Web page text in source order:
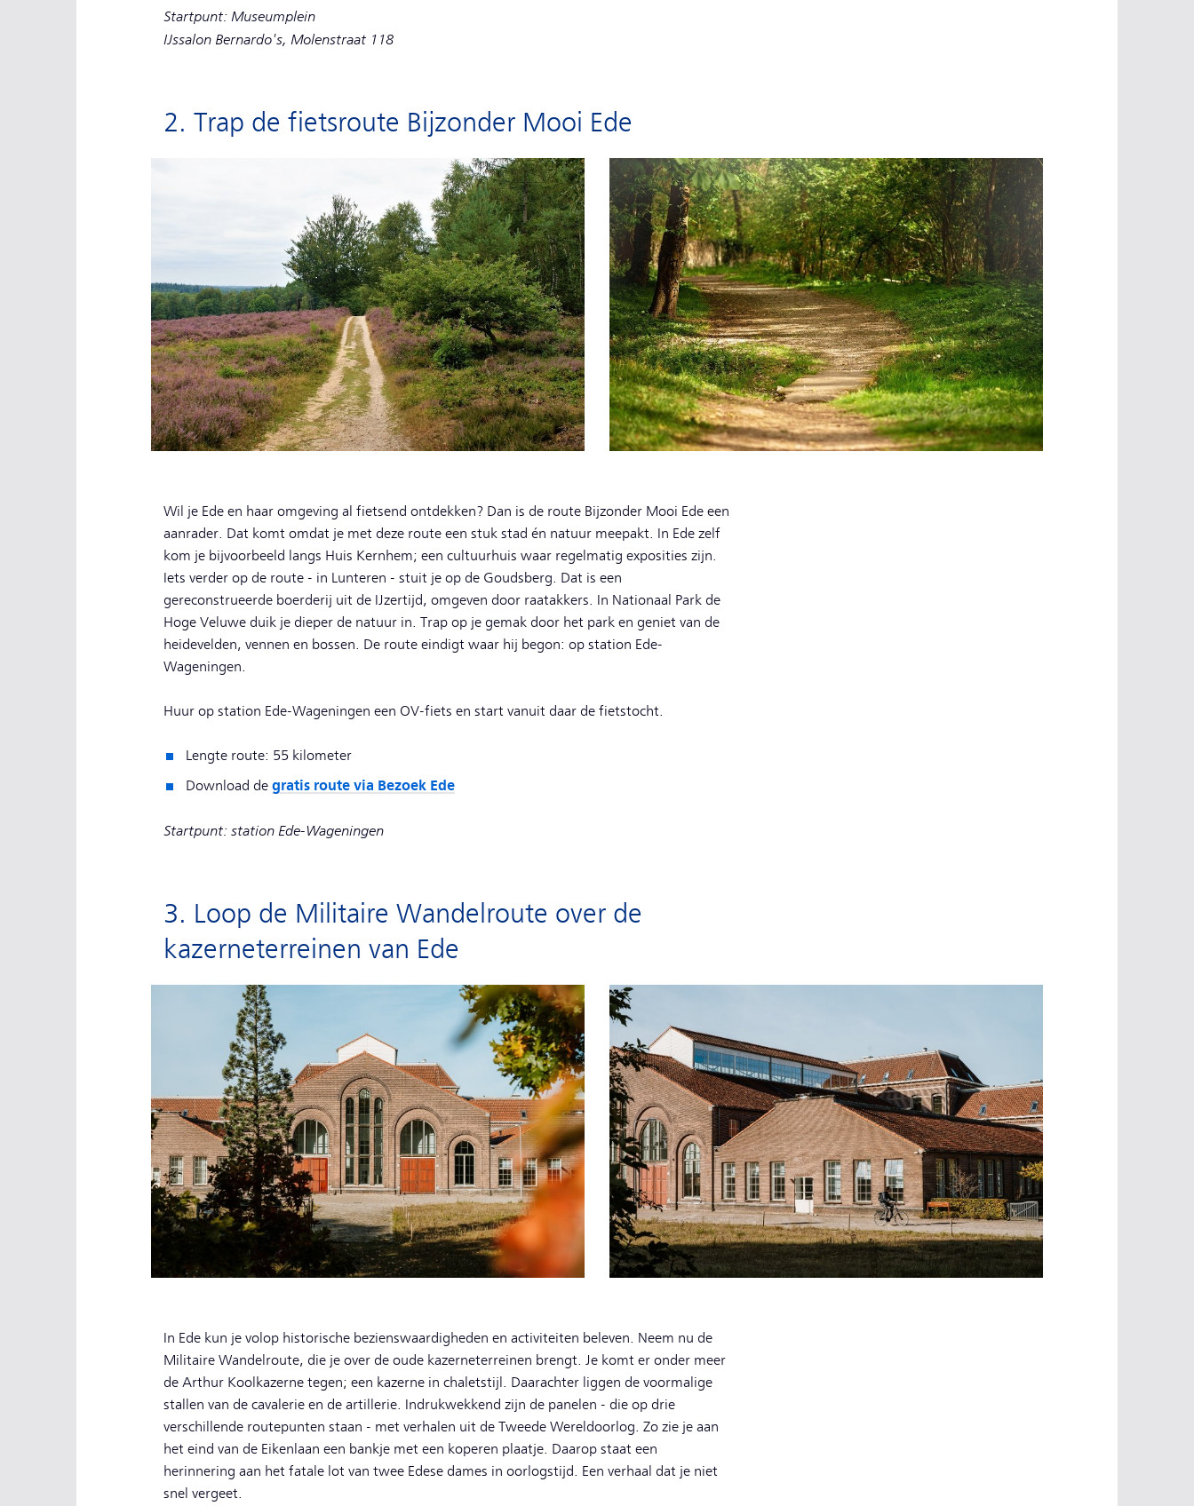
Startpunt: Museumplein
IJssalon Bernardo's, Molenstraat 118
2. Trap de fietsroute Bijzonder Mooi Ede
Wil je Ede en haar omgeving al fietsend ontdekken? Dan is de route Bijzonder Mooi Ede een
aanrader. Dat komt omdat je met deze route een stuk stad én natuur meepakt. In Ede zelf
kom je bijvoorbeeld langs Huis Kernhem; een cultuurhuis waar regelmatig exposities zijn.
Iets verder op de route - in Lunteren - stuit je op de Goudsberg. Dat is een
gereconstrueerde boerderij uit de IJzertijd, omgeven door raatakkers. In Nationaal Park de
Hoge Veluwe duik je dieper de natuur in. Trap op je gemak door het park en geniet van de
heidevelden, vennen en bossen. De route eindigt waar hij begon: op station Ede-
Wageningen.
Huur op station Ede-Wageningen een OV-fiets en start vanuit daar de fietstocht.
Lengte route: 55 kilometer
Download de gratis route via Bezoek Ede
Startpunt: station Ede-Wageningen
3. Loop de Militaire Wandelroute over de
kazerneterreinen van Ede
In Ede kun je volop historische bezienswaardigheden en activiteiten beleven. Neem nu de
Militaire Wandelroute, die je over de oude kazerneterreinen brengt. Je komt er onder meer
de Arthur Koolkazerne tegen; een kazerne in chaletstijl. Daarachter liggen de voormalige
stallen van de cavalerie en de artillerie. Indrukwekkend zijn de panelen - die op drie
verschillende routepunten staan - met verhalen uit de Tweede Wereldoorlog. Zo zie je aan
het eind van de Eikenlaan een bankje met een koperen plaatje. Daarop staat een
herinnering aan het fatale lot van twee Edese dames in oorlogstijd. Een verhaal dat je niet
snel vergeet.